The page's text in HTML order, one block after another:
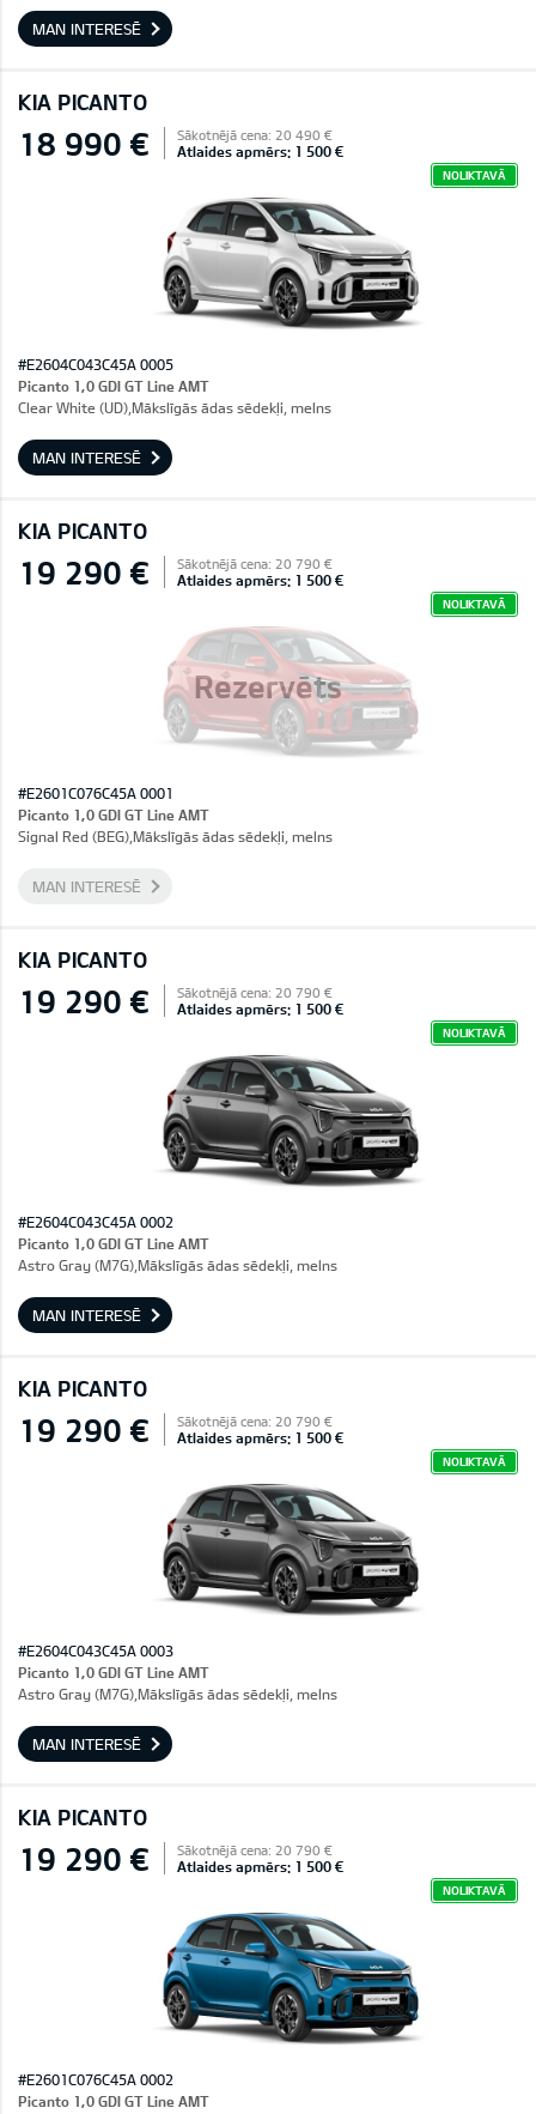
MAN INTERESĒ
KIA PICANTO
18 990 € Sākotnējā cena: 20 490 €
Atlaides apmērs: 1 500 €
NOLIKTAVĀ
#E2604C043C45A 0005
Picanto 1,0 GDI GT Line AMT
Clear White (UD),Mākslīgās ādas sēdekļi, melns
MAN INTERESĒ
KIA PICANTO
Rezervēts
19 290 € Sākotnējā cena: 20 790 €
Atlaides apmērs: 1 500 €
NOLIKTAVĀ
#E2601C076C45A 0001
Picanto 1,0 GDI GT Line AMT
Signal Red (BEG),Mākslīgās ādas sēdekļi, melns
MAN INTERESĒ
KIA PICANTO
19 290 € Sākotnējā cena: 20 790 €
Atlaides apmērs: 1 500 €
NOLIKTAVĀ
#E2604C043C45A 0002
Picanto 1,0 GDI GT Line AMT
Astro Gray (M7G),Mākslīgās ādas sēdekļi, melns
MAN INTERESĒ
KIA PICANTO
19 290 € Sākotnējā cena: 20 790 €
Atlaides apmērs: 1 500 €
NOLIKTAVĀ
#E2604C043C45A 0003
Picanto 1,0 GDI GT Line AMT
Astro Gray (M7G),Mākslīgās ādas sēdekļi, melns
MAN INTERESĒ
KIA PICANTO
19 290 € Sākotnējā cena: 20 790 €
Atlaides apmērs: 1 500 €
NOLIKTAVĀ
#E2601C076C45A 0002
Picanto 1,0 GDI GT Line AMT